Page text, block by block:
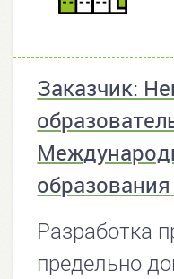
Заказчик:
Разработка
предельно